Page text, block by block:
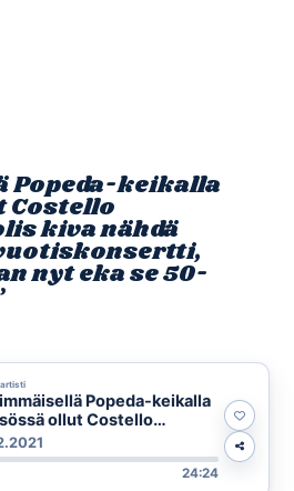
Popeda-keikalla
Costello
kiva nähdä
nyt eka se 50-
Popeda-keikalla
ollut Costello
“olis kiva nähdä
satavuotiskonsertti,
soitetaan nyt eka se 50-
24:24